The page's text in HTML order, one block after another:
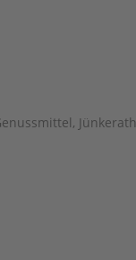
, Jünkerath